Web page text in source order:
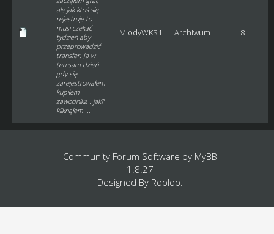
ale jak ktoś się
rejestruje to
musi czekać
tydzień aby
przeprowadzić
transfer. Ja w
ten sam dzień
gdy się
zarejestrowałem
kupiłem
zawodnika . jak?
kliknąłem ...
MlodyWKS1 Archiwum 8
Community Forum Software by MyBB
1.8.27
Designed By Rooloo.